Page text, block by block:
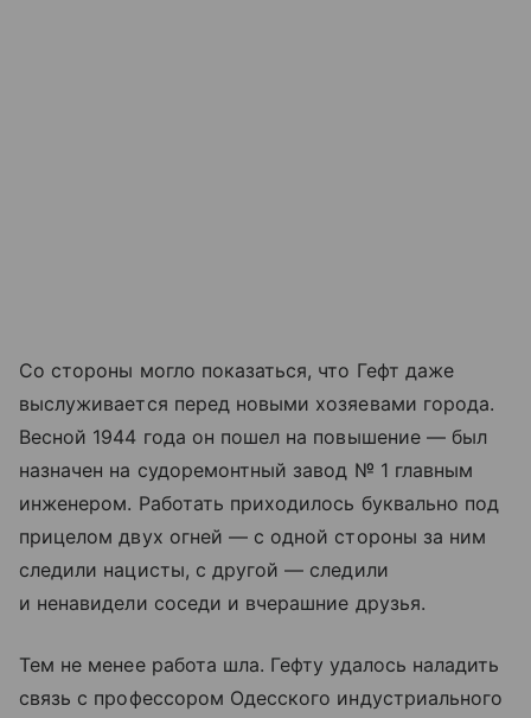
Со стороны могло показаться, что Гефт даже
выслуживается перед новыми хозяевами города.
Весной 1944 года он пошел на повышение — был
назначен на судоремонтный завод № 1 главным
инженером. Работать приходилось буквально под
прицелом двух огней — с одной стороны за ним
следили нацисты, с другой — следили
и ненавидели соседи и вчерашние друзья.
Тем не менее работа шла. Гефту удалось наладить
связь с профессором Одесского индустриального